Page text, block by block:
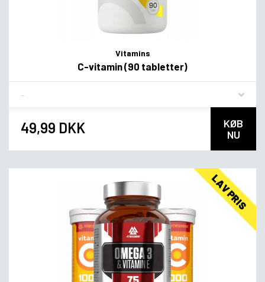
Vitamins
C-vitamin (90 tabletter)
49,99 DKK
KØB
NU
LAV PRIS